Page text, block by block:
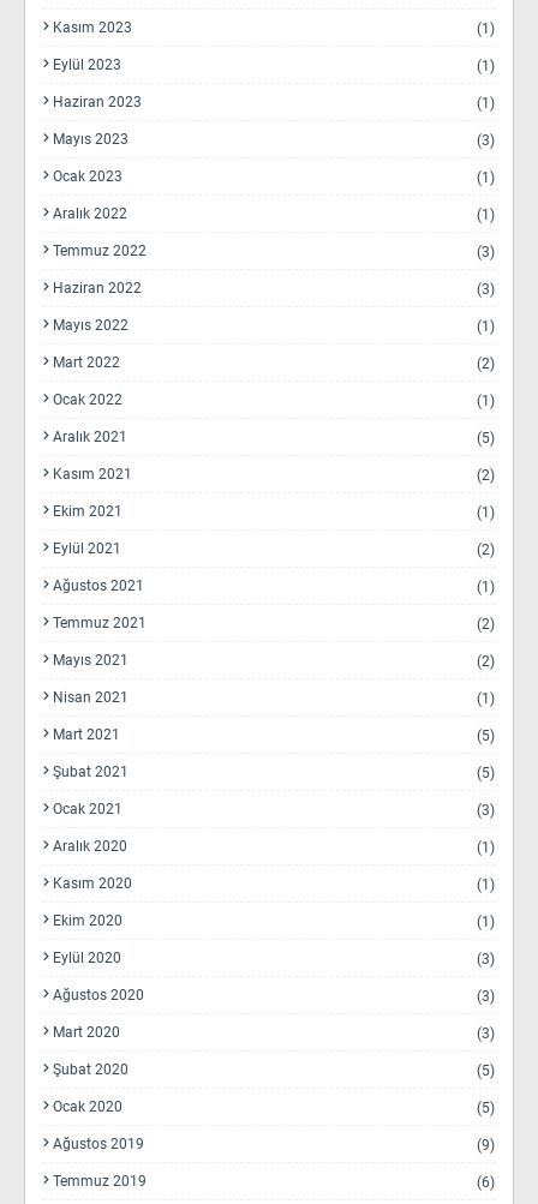
Kasım 2023 (1)
Eylül 2023 (1)
Haziran 2023 (1)
Mayıs 2023 (3)
Ocak 2023 (1)
Aralık 2022 (1)
Temmuz 2022 (3)
Haziran 2022 (3)
Mayıs 2022 (1)
Mart 2022 (2)
Ocak 2022 (1)
Aralık 2021 (5)
Kasım 2021 (2)
Ekim 2021 (1)
Eylül 2021 (2)
Ağustos 2021 (1)
Temmuz 2021 (2)
Mayıs 2021 (2)
Nisan 2021 (1)
Mart 2021 (5)
Şubat 2021 (5)
Ocak 2021 (3)
Aralık 2020 (1)
Kasım 2020 (1)
Ekim 2020 (1)
Eylül 2020 (3)
Ağustos 2020 (3)
Mart 2020 (3)
Şubat 2020 (5)
Ocak 2020 (5)
Ağustos 2019 (9)
Temmuz 2019 (6)